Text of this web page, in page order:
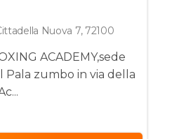
Nuova 7, 72100
ACADEMY,sede
Pala zumbo in via della
Ac...